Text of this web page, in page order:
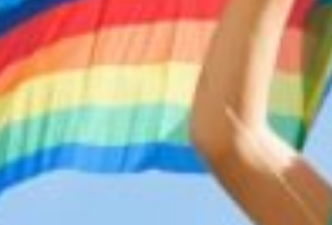
Ferienbetreuung
Ferienbetreuung Jakobusschule
AGB /
Vertragsbedingungen